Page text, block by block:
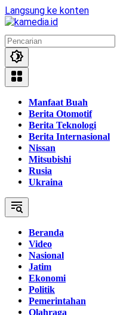
Langsung ke konten
Manfaat Buah
Berita Otomotif
Berita Teknologi
Berita Internasional
Nissan
Mitsubishi
Rusia
Ukraina
Beranda
Video
Nasional
Jatim
Ekonomi
Politik
Pemerintahan
Olahraga